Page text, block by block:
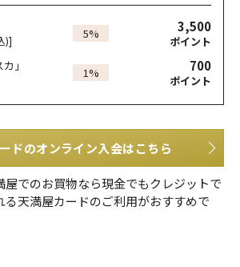
)]
5% 3,500
ポイント
」
1% 700
ポイント
ドのオンライン入会はこちら
屋でのお買物なら現金でもクレジットで
る天満屋カードのご利用がおすすめで